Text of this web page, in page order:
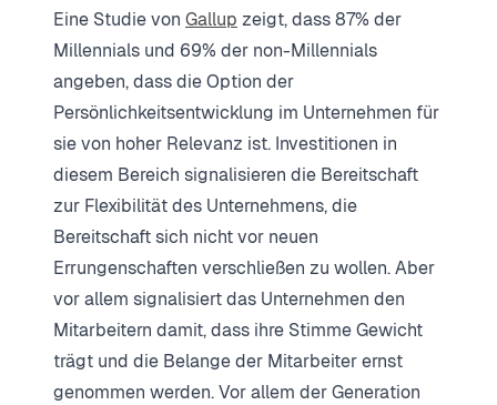
Eine Studie von Gallup zeigt, dass 87% der
Millennials und 69% der non-Millennials
angeben, dass die Option der
Persönlichkeitsentwicklung im Unternehmen für
sie von hoher Relevanz ist. Investitionen in
diesem Bereich signalisieren die Bereitschaft
zur Flexibilität des Unternehmens, die
Bereitschaft sich nicht vor neuen
Errungenschaften verschließen zu wollen. Aber
vor allem signalisiert das Unternehmen den
Mitarbeitern damit, dass ihre Stimme Gewicht
trägt und die Belange der Mitarbeiter ernst
genommen werden. Vor allem der Generation